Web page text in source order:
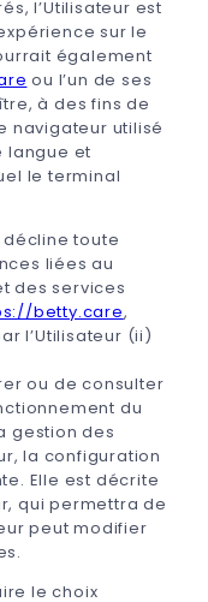
l’Utilisateur est
sur le
également
ou l’un de ses
à des fins de
navigateur utilisé
langue et
le terminal
décline toute
liées au
des services
betty.care,
l’Utilisateur (ii)
ou de consulter
du
gestion des
la configuration
Elle est décrite
qui permettra de
peut modifier
le choix